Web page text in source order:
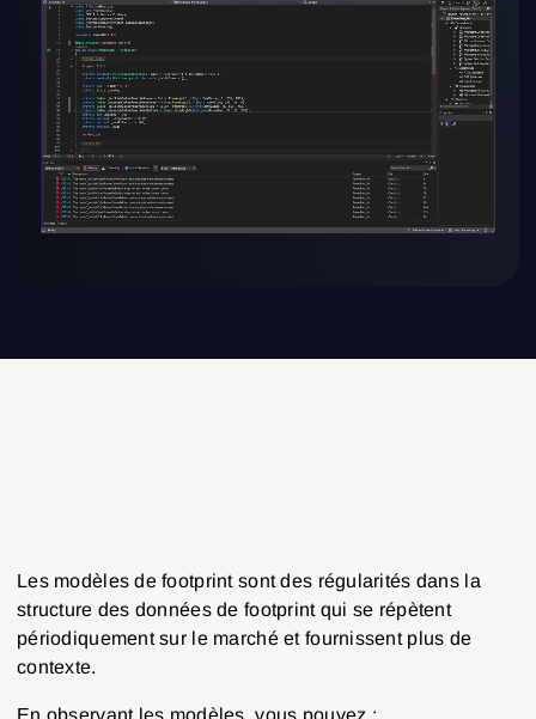
Les modèles de footprint sont des régularités dans la
structure des données de footprint qui se répètent
périodiquement sur le marché et fournissent plus de
contexte.